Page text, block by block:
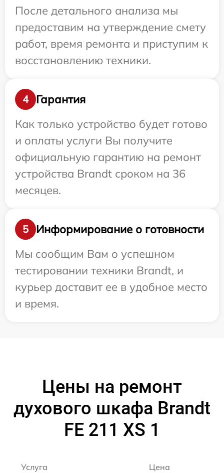
После детального анализа мы
предоставим на утверждение смету
работ, время ремонта и приступим к
восстановлению техники.
4
Гарантия
Как только устройство будет готово
и оплаты услуги Вы получите
официальную гарантию на ремонт
устройства Brandt сроком на 36
месяцев.
5
Информирование о готовности
Мы сообщим Вам о успешном
тестировании техники Brandt, и
курьер доставит ее в удобное место
и время.
Цены на ремонт
духового шкафа Brandt
FE 211 XS 1
Услуга Цена